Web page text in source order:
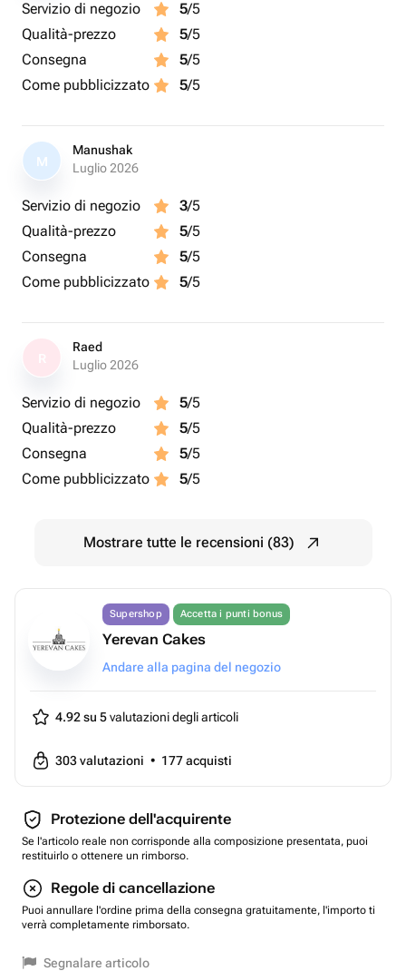
Servizio di negozio 5/5
Qualità-prezzo
5/5
Consegna
5/5
Come pubblicizzato
5/5
M
Manushak
Luglio 2026
Servizio di negozio 3/5
Qualità-prezzo
5/5
Consegna
5/5
Come pubblicizzato
5/5
Raed
Luglio 2026
Servizio di negozio 5/5
Qualità-prezzo
5/5
Consegna
5/5
Come pubblicizzato
5/5
Mostrare tutte le recensioni (83)
Supershop Accetta i punti bonus
Yerevan Cakes
Andare alla pagina del negozio
4.92 su 5valutazioni degli articoli
303valutazioni • 177acquisti
Protezione dell'acquirente
Se l'articolo reale non corrisponde alla composizione presentata, puoi
restituirlo o ottenere un rimborso.
Regole di cancellazione
Puoi annullare l'ordine prima della consegna gratuitamente, l'importo ti
verrà completamente rimborsato.
Segnalare articolo